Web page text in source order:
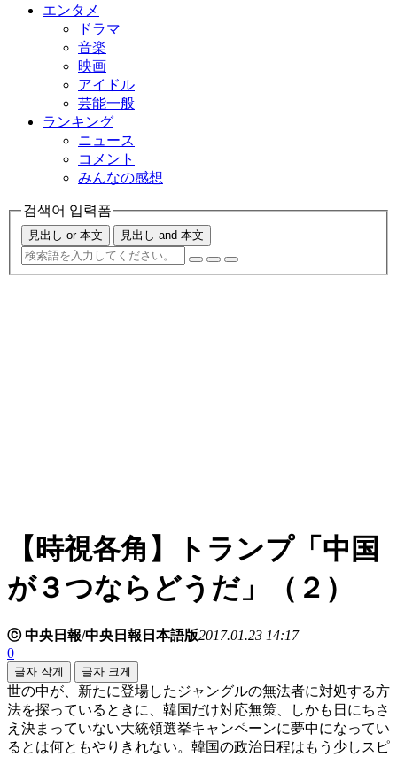
エンタメ
ドラマ
音楽
映画
アイドル
芸能一般
ランキング
ニュース
コメント
みんなの感想
검색어 입력폼
見出し or 本文 見出し and 本文
【時視各角】トランプ「中国
が３つならどうだ」（２）
ⓒ 中央日報/中央日報日本語版2017.01.23 14:17
0
글자 작게 글자 크게
世の中が、新たに登場したジャングルの無法者に対処する方
法を探っているときに、韓国だけ対応無策、しかも日にちさ
え決まっていない大統領選挙キャンペーンに夢中になってい
るとは何ともやりきれない。韓国の政治日程はもう少しスピ